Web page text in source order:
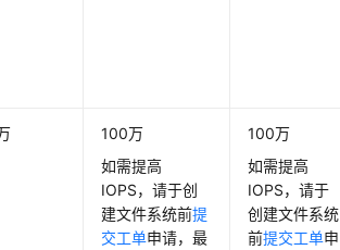
100万
如需提高
IOPS，请于创
建文件系统前提
交工单申请，最
100万
如需提高
IOPS，请于
创建文件系统
前提交工单申